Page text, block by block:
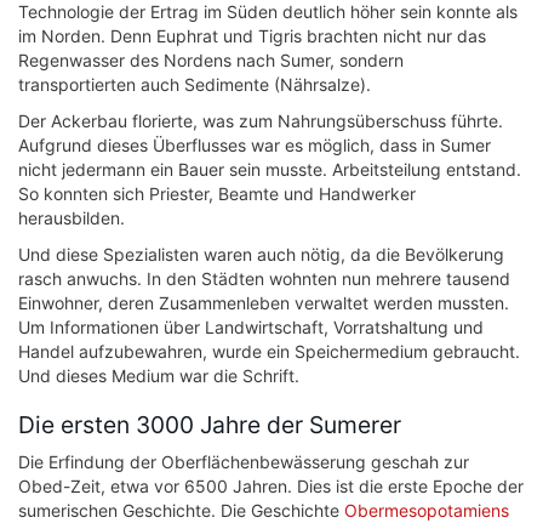
Technologie der Ertrag im Süden deutlich höher sein konnte als
im Norden. Denn Euphrat und Tigris brachten nicht nur das
Regenwasser des Nordens nach Sumer, sondern
transportierten auch Sedimente (Nährsalze).
Der Ackerbau florierte, was zum Nahrungsüberschuss führte.
Aufgrund dieses Überflusses war es möglich, dass in Sumer
nicht jedermann ein Bauer sein musste. Arbeitsteilung entstand.
So konnten sich Priester, Beamte und Handwerker
herausbilden.
Und diese Spezialisten waren auch nötig, da die Bevölkerung
rasch anwuchs. In den Städten wohnten nun mehrere tausend
Einwohner, deren Zusammenleben verwaltet werden mussten.
Um Informationen über Landwirtschaft, Vorratshaltung und
Handel aufzubewahren, wurde ein Speichermedium gebraucht.
Und dieses Medium war die Schrift.
Die ersten 3000 Jahre der Sumerer
Die Erfindung der Oberflächenbewässerung geschah zur
Obed-Zeit, etwa vor 6500 Jahren. Dies ist die erste Epoche der
sumerischen Geschichte. Die Geschichte Obermesopotamiens